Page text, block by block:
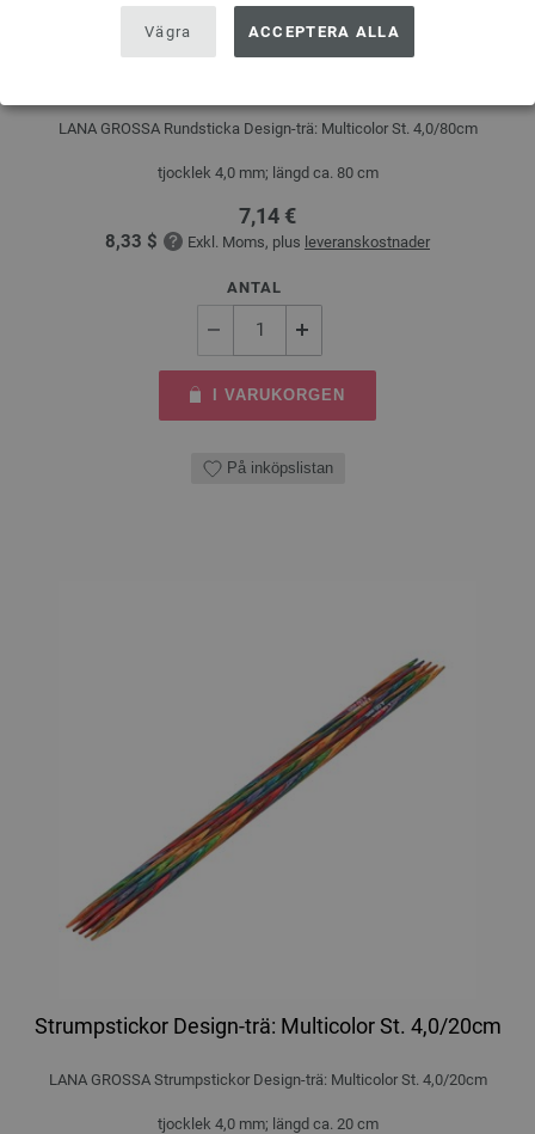
Vägra ACCEPTERA ALLA
LANA GROSSA Rundsticka Design-trä: Multicolor St. 4,0/80cm
tjocklek 4,0 mm; längd ca. 80 cm
7,14 €
8,33 $ Exkl. Moms, plus leveranskostnader
ANTAL
I VARUKORGEN
På inköpslistan
Strumpstickor Design-trä: Multicolor St. 4,0/20cm
LANA GROSSA Strumpstickor Design-trä: Multicolor St. 4,0/20cm
tjocklek 4,0 mm; längd ca. 20 cm